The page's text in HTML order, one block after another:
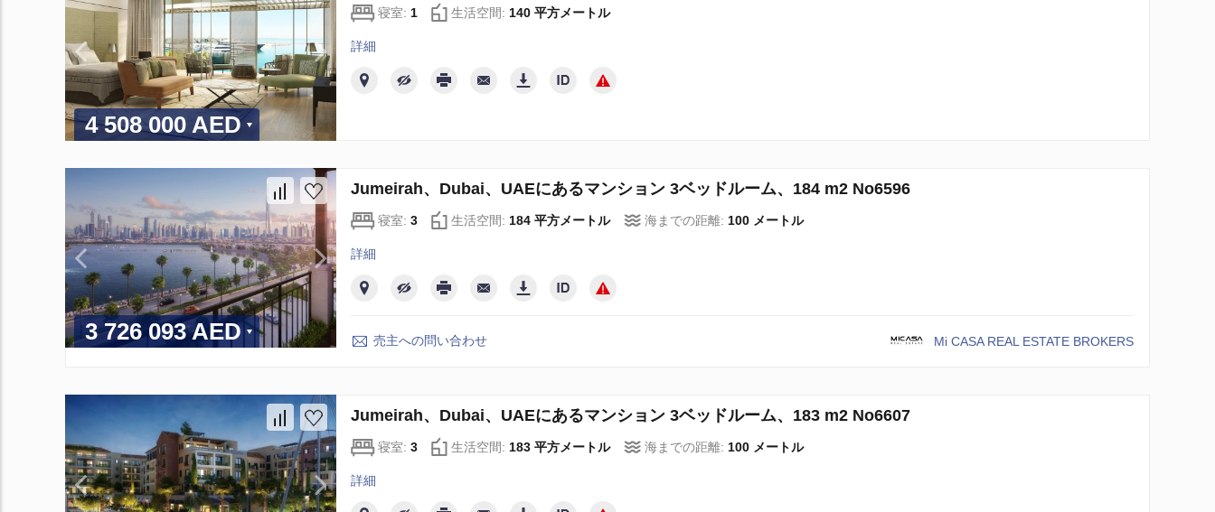
4 508 000 AED
寝室: 1 生活空間: 140 平方メートル
詳細
3 726 093 AED
Jumeirah、Dubai、UAEにあるマンション 3ベッドルーム、184 m2 No6596
寝室: 3 生活空間: 184 平方メートル 海までの距離: 100 メートル
詳細
売主への問い合わせ Mi CASA REAL ESTATE BROKERS
Jumeirah、Dubai、UAEにあるマンション 3ベッドルーム、183 m2 No6607
寝室: 3 生活空間: 183 平方メートル 海までの距離: 100 メートル
詳細